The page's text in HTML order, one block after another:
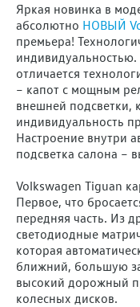
Яркая новинка в
абсолютно НОВЫЙ
премьера!
отличается
– капот с мощным
внешней подсветки,
индивидуальность
Настроение внутри
подсветка салона –
Volkswagen Tiguan
Первое, что
передняя часть. Из
светодиодные
которая
ближний, большую
высокий дорожный
колесных дисков.